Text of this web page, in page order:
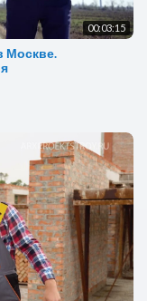
00:03:15
Москве.